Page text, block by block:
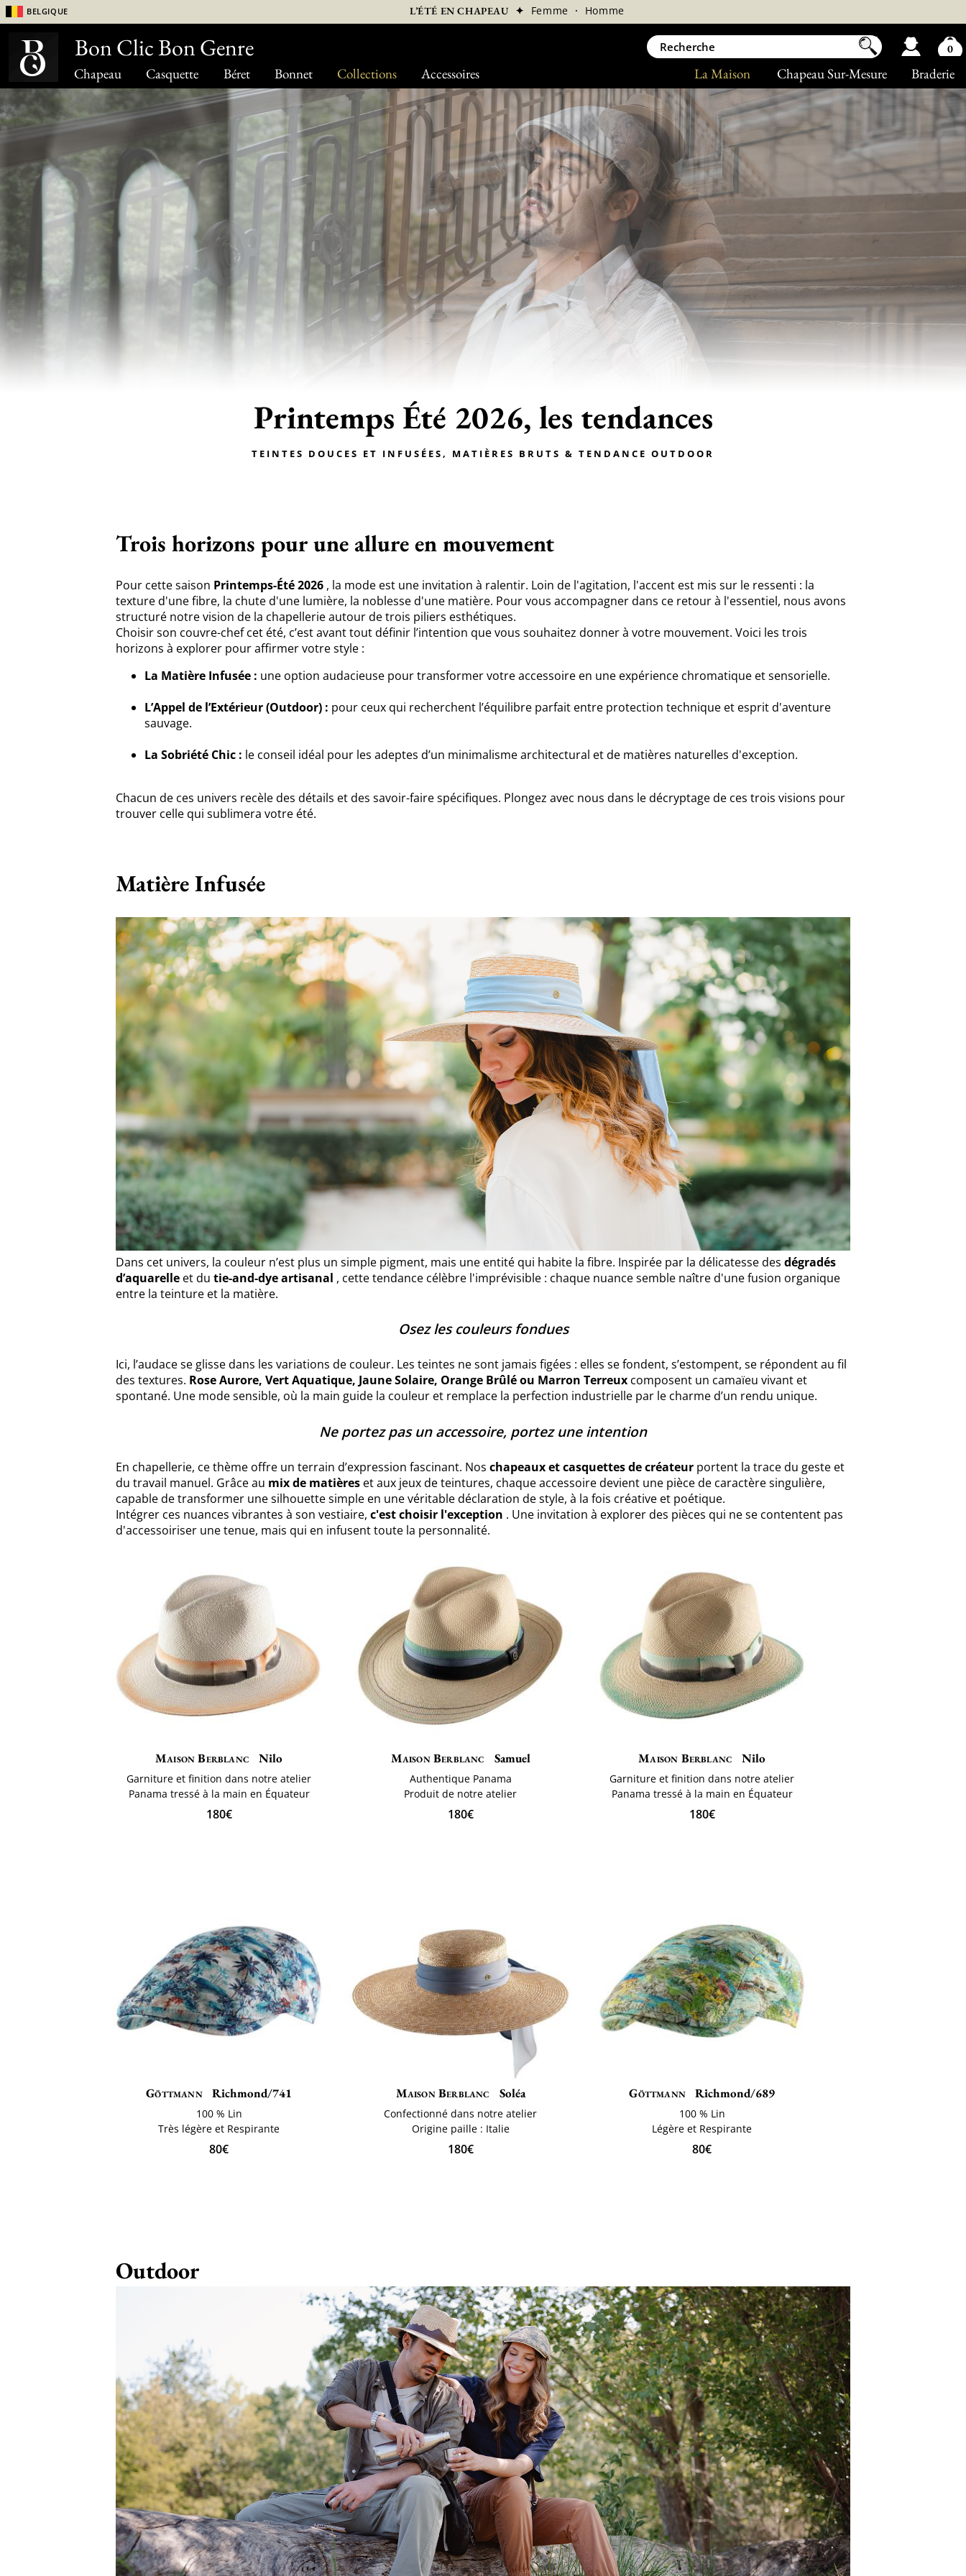
Chapeau Casquette Béret Bonnet Collections Accessoires Braderie
Chapeau Sur-Mesure
La Maison
Belgique L’ÉTÉ EN CHAPEAU ✦ Femme · Homme
Printemps Été 2026, les tendances
Teintes douces et infusées, Matières bruts & Tendance Outdoor
Trois horizons pour une allure en mouvement
Pour cette saison Printemps-Été 2026 , la mode est une invitation à ralentir. Loin de l'agitation, l'accent est mis sur le ressenti : la
texture d'une fibre, la chute d'une lumière, la noblesse d'une matière. Pour vous accompagner dans ce retour à l'essentiel, nous avons
structuré notre vision de la chapellerie autour de trois piliers esthétiques.
Choisir son couvre-chef cet été, c’est avant tout définir l’intention que vous souhaitez donner à votre mouvement. Voici les trois
horizons à explorer pour affirmer votre style :
La Matière Infusée : une option audacieuse pour transformer votre accessoire en une expérience chromatique et sensorielle.
L’Appel de l’Extérieur (Outdoor) : pour ceux qui recherchent l’équilibre parfait entre protection technique et esprit d'aventure
sauvage.
La Sobriété Chic : le conseil idéal pour les adeptes d’un minimalisme architectural et de matières naturelles d'exception.
Chacun de ces univers recèle des détails et des savoir-faire spécifiques. Plongez avec nous dans le décryptage de ces trois visions pour
trouver celle qui sublimera votre été.
Matière Infusée
Dans cet univers, la couleur n’est plus un simple pigment, mais une entité qui habite la fibre. Inspirée par la délicatesse des dégradés
d’aquarelle et du tie-and-dye artisanal , cette tendance célèbre l'imprévisible : chaque nuance semble naître d'une fusion organique
entre la teinture et la matière.
Osez les couleurs fondues
Ici, l’audace se glisse dans les variations de couleur. Les teintes ne sont jamais figées : elles se fondent, s’estompent, se répondent au fil
des textures. Rose Aurore, Vert Aquatique, Jaune Solaire, Orange Brûlé ou Marron Terreux composent un camaïeu vivant et
spontané. Une mode sensible, où la main guide la couleur et remplace la perfection industrielle par le charme d’un rendu unique.
Ne portez pas un accessoire, portez une intention
En chapellerie, ce thème offre un terrain d’expression fascinant. Nos chapeaux et casquettes de créateur portent la trace du geste et
du travail manuel. Grâce au mix de matières et aux jeux de teintures, chaque accessoire devient une pièce de caractère singulière,
capable de transformer une silhouette simple en une véritable déclaration de style, à la fois créative et poétique.
Intégrer ces nuances vibrantes à son vestiaire, c'est choisir l'exception . Une invitation à explorer des pièces qui ne se contentent pas
d'accessoiriser une tenue, mais qui en infusent toute la personnalité.
Maison Berblanc Nilo
Garniture et finition dans notre atelier
Panama tressé à la main en Équateur
180€
Maison Berblanc Samuel
Authentique Panama
Produit de notre atelier
180€
Maison Berblanc Nilo
Garniture et finition dans notre atelier
Panama tressé à la main en Équateur
180€
Göttmann Richmond/741
100 % Lin
Très légère et Respirante
80€
Maison Berblanc Soléa
Confectionné dans notre atelier
Origine paille : Italie
180€
Göttmann Richmond/689
100 % Lin
Légère et Respirante
80€
Outdoor
Bon Clic Bon Genre 0